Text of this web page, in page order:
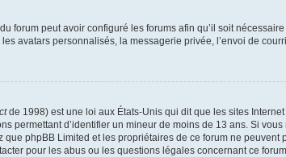
forum peut avoir configuré les forums afin qu’il soit
avatars personnalisés, la messagerie privée, l’envoi de
de 1998) est une loi aux États-Unis qui dit que les sites
permettant d’identifier un mineur de moins de 13 ans. Si
phpBB Limited et les propriétaires de ce forum ne
pour les abus ou les questions légales concernant ce